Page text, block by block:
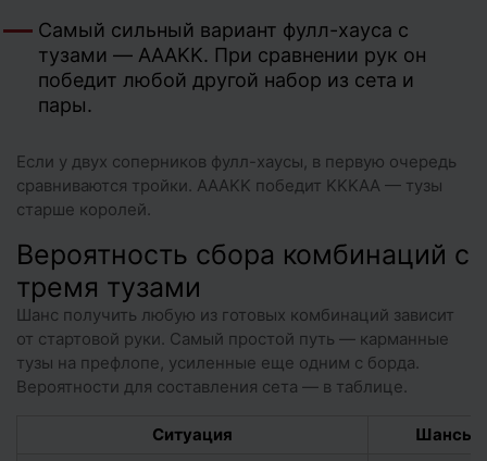
Самый сильный вариант фулл-хауса с
тузами — AAAKK. При сравнении рук он
победит любой другой набор из сета и
пары.
Если у двух соперников фулл-хаусы, в первую очередь
сравниваются тройки. AAAKK победит KKKAA — тузы
старше королей.
Вероятность сбора комбинаций с
тремя тузами
Шанс получить любую из готовых комбинаций зависит
от стартовой руки. Самый простой путь — карманные
тузы на префлопе, усиленные еще одним с борда.
Вероятности для составления сета — в таблице.
Ситуация
Шансы